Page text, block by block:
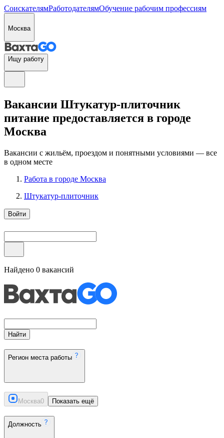
СоискателямРаботодателямОбучение рабочим профессиям
Москва
Ищу работу
Вакансии Штукатур-плиточник
питание предоставляется в городе
Москва
Вакансии с жильём, проездом и понятными условиями — все
в одном месте
Работа в городе Москва
Штукатур-плиточник
Войти
Найдено 0 вакансий
Найти
Регион места работы
Москва0 Показать ещё
Должность